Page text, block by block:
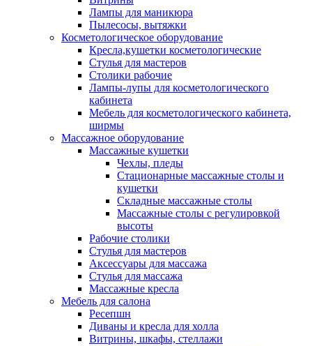
Лампы для маникюра
Пылесосы, вытяжки
Косметологическое оборудование
Кресла,кушетки косметологические
Стулья для мастеров
Столики рабочие
Лампы-лупы для косметологического
кабинета
Мебель для косметологического кабинета,
ширмы
Массажное оборудование
Массажные кушетки
Чехлы, пледы
Стационарные массажные столы и
кушетки
Складные массажные столы
Массажные столы с регулировкой
высоты
Рабочие столики
Стулья для мастеров
Аксессуары для массажа
Стулья для массажа
Массажные кресла
Мебель для салона
Ресепшн
Диваны и кресла для холла
Витрины, шкафы, стеллажи